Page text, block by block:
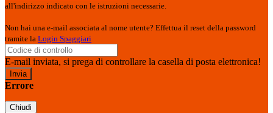
all'indirizzo indicato con le istruzioni necessarie.
Non hai una e-mail associata al nome utente? Effettua il reset della password
tramite la Login Spaggiari
E-mail inviata, si prega di controllare la casella di posta elettronica!
Errore
Chiudi